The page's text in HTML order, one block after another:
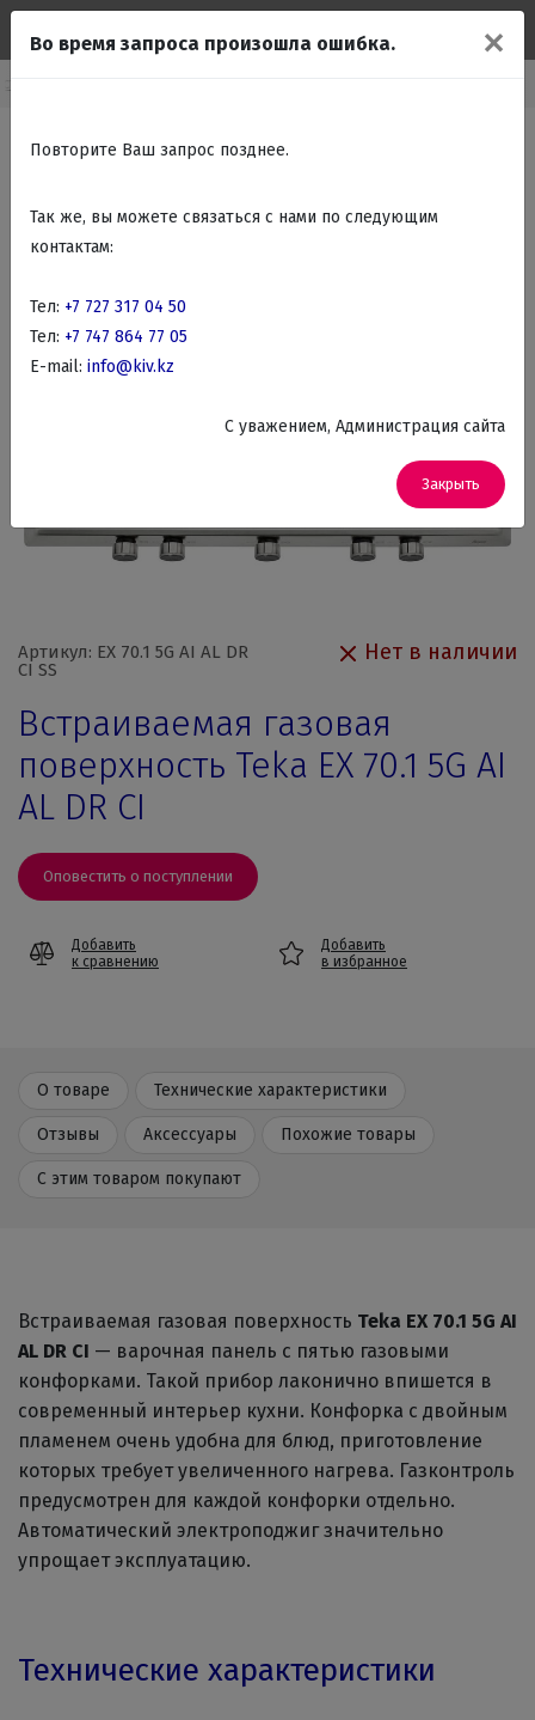
Артикул: EX 70.1 5G AI AL DR
CI SS
Нет в наличии
Встраиваемая газовая
поверхность Teka EX 70.1 5G AI
AL DR CI
Оповестить о поступлении
Добавить
к сравнению
Добавить
в избранное
О товаре Технические характеристики
Отзывы Аксессуары Похожие товары
С этим товаром покупают
Встраиваемая газовая поверхность Teka EX 70.1 5G AI
AL DR CI — варочная панель с пятью газовыми
конфорками. Такой прибор лаконично впишется в
современный интерьер кухни. Конфорка с двойным
пламенем очень удобна для блюд, приготовление
которых требует увеличенного нагрева. Газконтроль
предусмотрен для каждой конфорки отдельно.
Автоматический электроподжиг значительно
упрощает эксплуатацию.
Технические характеристики
✕
Во время запроса произошла ошибка.
Повторите Ваш запрос позднее.
Так же, вы можете связаться с нами по следующим
контактам:
Тел: +7 727 317 04 50
Тел: +7 747 864 77 05
E-mail: info@kiv.kz
C уважением, Администрация сайта
Закрыть